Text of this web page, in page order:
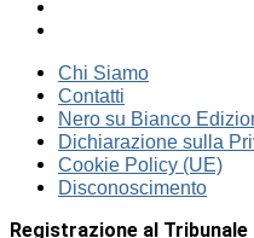
Chi Siamo
Contatti
Nero su Bianco
Dichiarazione sulla
Cookie Policy (UE)
Disconoscimento
Registrazione al Tribunale